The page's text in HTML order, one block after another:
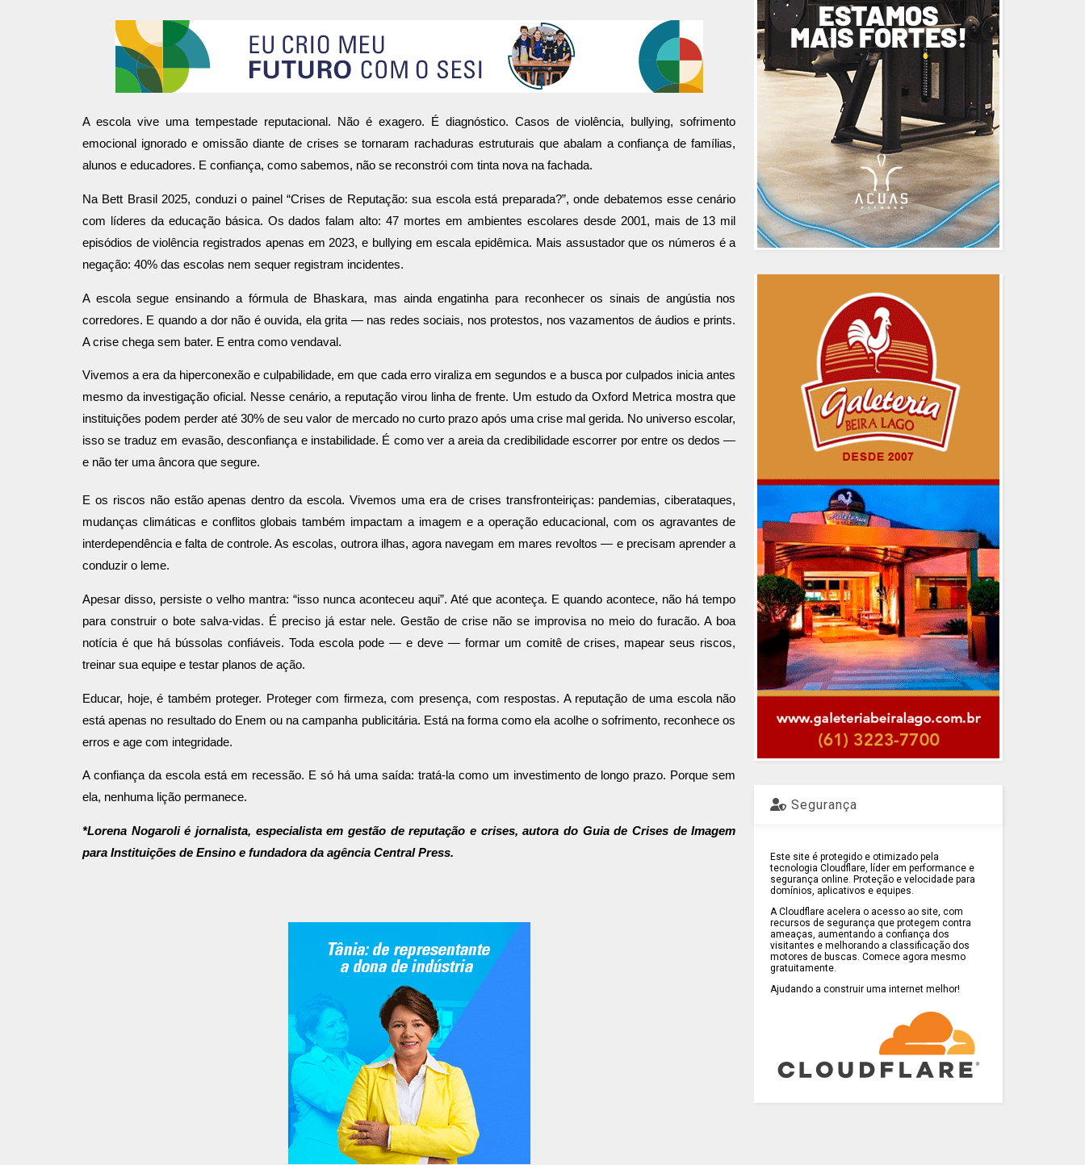
A escola vive uma tempestade reputacional. Não é exagero. É diagnóstico. Casos de violência, bullying, sofrimento
emocional ignorado e omissão diante de crises se tornaram rachaduras estruturais que abalam a confiança de famílias,
alunos e educadores. E confiança, como sabemos, não se reconstrói com tinta nova na fachada.
Na Bett Brasil 2025, conduzi o painel “Crises de Reputação: sua escola está preparada?”, onde debatemos esse cenário
com líderes da educação básica. Os dados falam alto: 47 mortes em ambientes escolares desde 2001, mais de 13 mil
episódios de violência registrados apenas em 2023, e bullying em escala epidêmica. Mais assustador que os números é a
negação: 40% das escolas nem sequer registram incidentes.
A escola segue ensinando a fórmula de Bhaskara, mas ainda engatinha para reconhecer os sinais de angústia nos
corredores. E quando a dor não é ouvida, ela grita — nas redes sociais, nos protestos, nos vazamentos de áudios e prints.
A crise chega sem bater. E entra como vendaval.
Vivemos a era da hiperconexão e culpabilidade, em que cada erro viraliza em segundos e a busca por culpados inicia antes
mesmo da investigação oficial. Nesse cenário, a reputação virou linha de frente. Um estudo da Oxford Metrica mostra que
instituições podem perder até 30% de seu valor de mercado no curto prazo após uma crise mal gerida. No universo escolar,
isso se traduz em evasão, desconfiança e instabilidade. É como ver a areia da credibilidade escorrer por entre os dedos —
e não ter uma âncora que segure.
E os riscos não estão apenas dentro da escola. Vivemos uma era de crises transfronteiriças: pandemias, ciberataques,
mudanças climáticas e conflitos globais também impactam a imagem e a operação educacional, com os agravantes de
interdependência e falta de controle. As escolas, outrora ilhas, agora navegam em mares revoltos — e precisam aprender a
conduzir o leme.
Apesar disso, persiste o velho mantra: “isso nunca aconteceu aqui”. Até que aconteça. E quando acontece, não há tempo
para construir o bote salva-vidas. É preciso já estar nele. Gestão de crise não se improvisa no meio do furacão. A boa
notícia é que há bússolas confiáveis. Toda escola pode — e deve — formar um comitê de crises, mapear seus riscos,
treinar sua equipe e testar planos de ação.
Educar, hoje, é também proteger. Proteger com firmeza, com presença, com respostas. A reputação de uma escola não
está apenas no resultado do Enem ou na campanha publicitária. Está na forma como ela acolhe o sofrimento, reconhece os
erros e age com integridade.
A confiança da escola está em recessão. E só há uma saída: tratá-la como um investimento de longo prazo. Porque sem
ela, nenhuma lição permanece.
*Lorena Nogaroli é jornalista, especialista em gestão de reputação e crises, autora do Guia de Crises de Imagem
para Instituições de Ensino e fundadora da agência Central Press.
Segurança
Este site é protegido e otimizado pela
tecnologia Cloudflare, líder em performance e
segurança online. Proteção e velocidade para
domínios, aplicativos e equipes.
A Cloudflare acelera o acesso ao site, com
recursos de segurança que protegem contra
ameaças, aumentando a confiança dos
visitantes e melhorando a classificação dos
motores de buscas. Comece agora mesmo
gratuitamente.
Ajudando a construir uma internet melhor!